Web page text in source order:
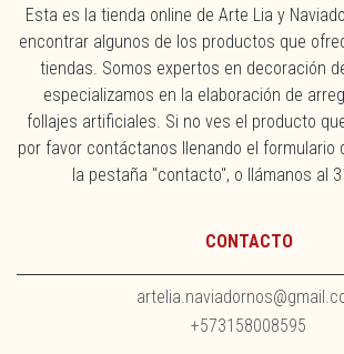
Esta es la tienda online de Arte Lia y
encontrar algunos de los productos que
tiendas. Somos expertos en decoración
especializamos en la elaboración de
follajes artificiales. Si no ves el producto
por favor contáctanos llenando el formulario
la pestaña "contacto", o llámanos al
CONTACTO
+573158008595